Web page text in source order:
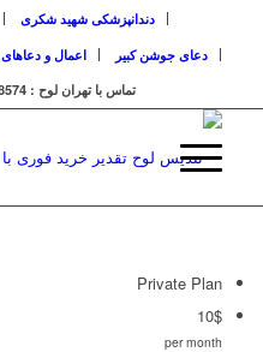
دندانپزشکی شهید شکری
دعای جوشن کبیر
اعمال و
تماس با تهران لوح : 09123788574 / 88930127-021
Private Plan
10$
per month